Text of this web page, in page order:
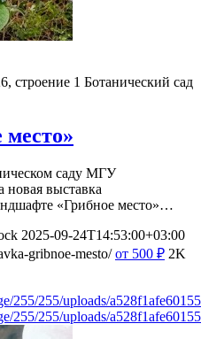
строение 1 Ботанический сад
саду МГУ
новая выставка
«Грибное место»…
2025-09-24T14:53:00+03:00
gribnoe-mesto/ от 500 ₽ 2K
255/255/uploads/
255/255/uploads/